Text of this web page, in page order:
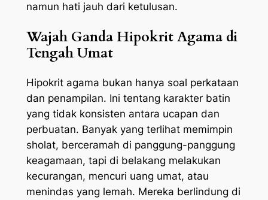
namun hati jauh dari ketulusan.
Wajah Ganda Hipokrit Agama di
Tengah Umat
Hipokrit agama bukan hanya soal perkataan
dan penampilan. Ini tentang karakter batin
yang tidak konsisten antara ucapan dan
perbuatan. Banyak yang terlihat memimpin
sholat, berceramah di panggung-panggung
keagamaan, tapi di belakang melakukan
kecurangan, mencuri uang umat, atau
menindas yang lemah. Mereka berlindung di